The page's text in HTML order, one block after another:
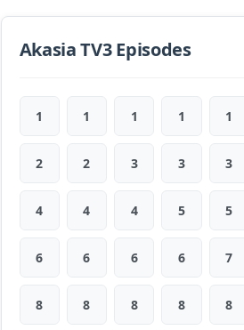
Akasia TV3 Episodes
1 1 1 1 1
2 2 3 3 3
4 4 4 5 5
6 6 6 6 7
8 8 8 8 8